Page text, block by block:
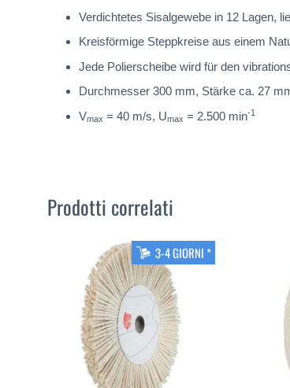
Verdichtetes Sisalgewebe in 12 Lagen,
Kreisförmige Steppkreise aus einem
Jede Polierscheibe wird für den
Durchmesser 300 mm, Stärke ca. 27
Vmax = 40 m/s, Umax = 2.500 min-1
Prodotti correlati
3-4 GIORNI *